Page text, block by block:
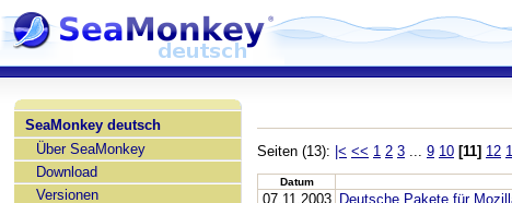
SeaMonkey deutsch
Über SeaMonkey
Download
Versionen
Seiten (13): |< << 1 2 3 ... 9 10 [11] 12
Datum
07.11.2003 Deutsche Pakete für